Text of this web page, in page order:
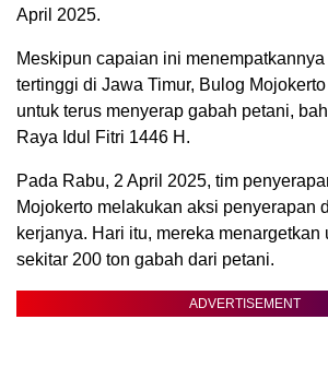
April 2025.
Meskipun capaian ini
tertinggi di Jawa Timur, Bulog
untuk terus menyerap gabah petani,
Raya Idul Fitri 1446 H.
Pada Rabu, 2 April 2025, tim
Mojokerto melakukan aksi penyerapan
kerjanya. Hari itu, mereka menargetkan
sekitar 200 ton gabah dari petani.
ADVERTISEMENT